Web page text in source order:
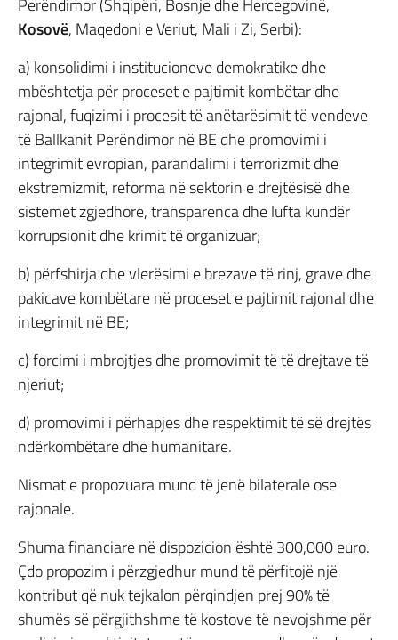
Perëndimor (Shqipëri, Bosnje dhe Hercegovinë,
Kosovë, Maqedoni e Veriut, Mali i Zi, Serbi):
a) konsolidimi i institucioneve demokratike dhe
mbështetja për proceset e pajtimit kombëtar dhe
rajonal, fuqizimi i procesit të anëtarësimit të vendeve
të Ballkanit Perëndimor në BE dhe promovimi i
integrimit evropian, parandalimi i terrorizmit dhe
ekstremizmit, reforma në sektorin e drejtësisë dhe
sistemet zgjedhore, transparenca dhe lufta kundër
korrupsionit dhe krimit të organizuar;
b) përfshirja dhe vlerësimi e brezave të rinj, grave dhe
pakicave kombëtare në proceset e pajtimit rajonal dhe
integrimit në BE;
c) forcimi i mbrojtjes dhe promovimit të të drejtave të
njeriut;
d) promovimi i përhapjes dhe respektimit të së drejtës
ndërkombëtare dhe humanitare.
Nismat e propozuara mund të jenë bilaterale ose
rajonale.
Shuma financiare në dispozicion është 300,000 euro.
Çdo propozim i përzgjedhur mund të përfitojë një
kontribut që nuk tejkalon përqindjen prej 90% të
shumës së përgjithshme të kostove të nevojshme për